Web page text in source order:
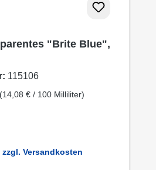
"Brite Blue",
115106
(14,08 € / 100 Milliliter)
Versandkosten